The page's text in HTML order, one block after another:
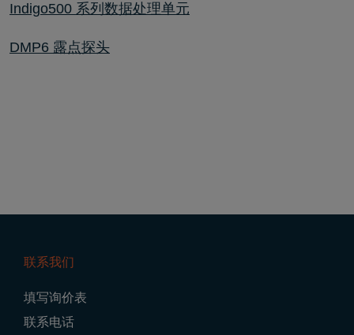
Indigo500 系列数据处理单元
DMP6 露点探头
Navigation
联系我们
填写询价表
联系电话